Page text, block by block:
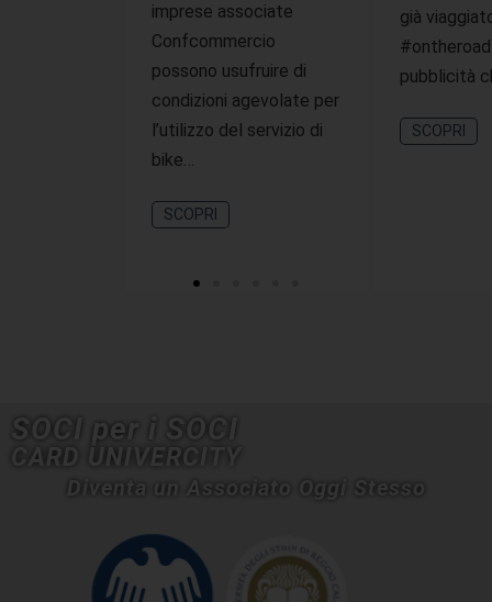
imprese associate
Confcommercio
possono usufruire di
condizioni agevolate per
l’utilizzo del servizio di
bike…
SCOPRI
già
pubblicità
SCOPRI
SOCI per i SOCI
CARD UNIVERCITY
Diventa un Associato Oggi Stesso